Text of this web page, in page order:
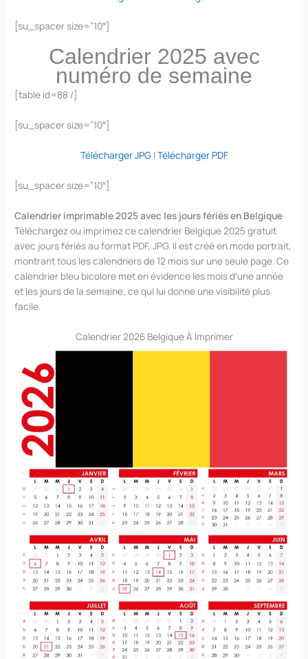
[su_spacer size=”10″]
Calendrier 2025 avec
numéro de semaine
[table id=88 /]
[su_spacer size=”10″]
Télécharger JPG|Télécharger PDF
[su_spacer size=”10″]
Calendrier imprimable 2025 avec les jours fériés en Belgique
Téléchargez ou imprimez ce calendrier Belgique 2025 gratuit
avec jours fériés au format PDF, JPG. Il est créé en mode portrait,
montrant tous les calendriers de 12 mois sur une seule page. Ce
calendrier bleu bicolore met en évidence les mois d’une année
et les jours de la semaine, ce qui lui donne une visibilité plus
facile.
Calendrier 2026 Belgique À Imprimer